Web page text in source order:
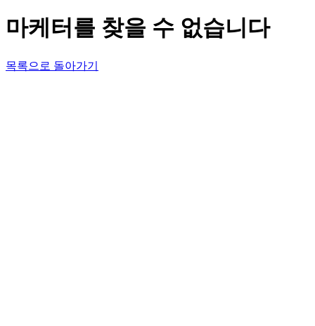
마케터를 찾을 수 없습니다
목록으로 돌아가기